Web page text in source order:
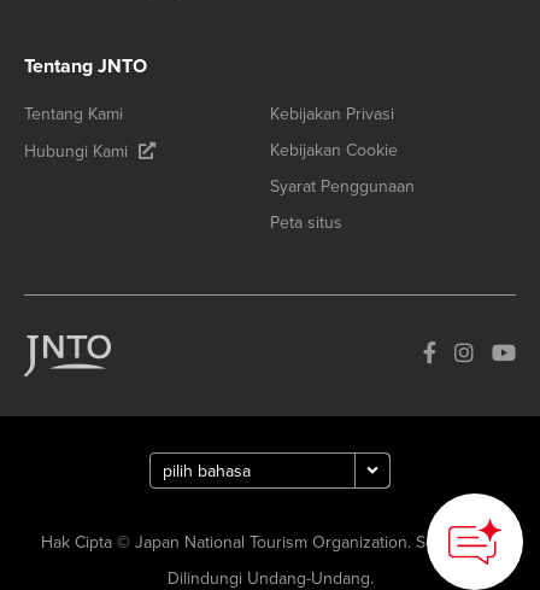
Tentang JNTO
Tentang Kami
Hubungi Kami
Kebijakan Privasi
Kebijakan Cookie
Syarat Penggunaan
Peta situs
Hak Cipta © Japan National Tourism Organization. Semua Hak
Dilindungi Undang-Undang.